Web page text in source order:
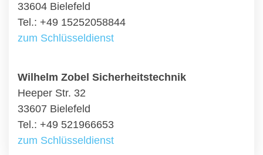
33604 Bielefeld
Tel.: +49 15252058844
zum Schlüsseldienst
Wilhelm Zobel Sicherheitstechnik
Heeper Str. 32
33607 Bielefeld
Tel.: +49 521966653
zum Schlüsseldienst